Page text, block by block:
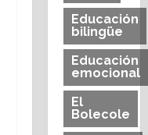
Educación
bilingüe
Educación
emocional
El
Bolecole